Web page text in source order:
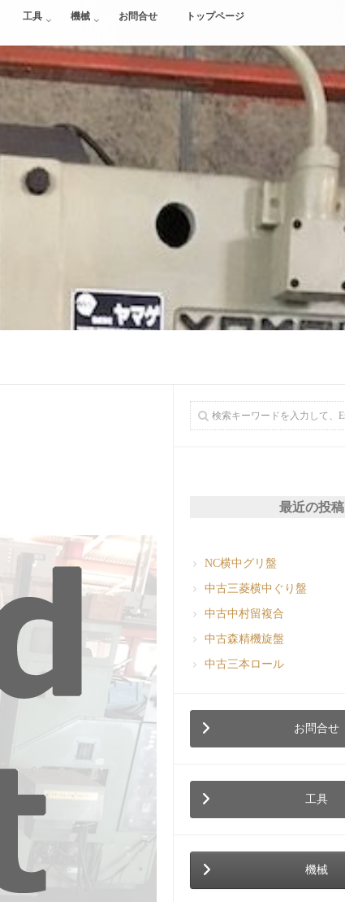
工具 機械 お問合せ トップページ
最近の投稿
NC横中グリ盤
中古三菱横中ぐり盤
中古中村留複合
中古森精機旋盤
中古三本ロール
お問合せ
工具
機械